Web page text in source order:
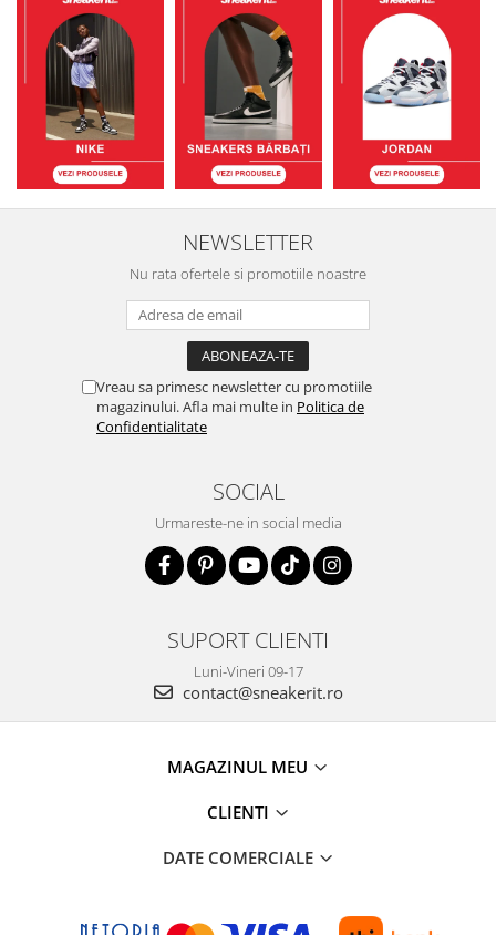
NEWSLETTER
Nu rata ofertele si promotiile noastre
Vreau sa primesc newsletter cu promotiile
magazinului. Afla mai multe in Politica de
Confidentialitate
SOCIAL
Urmareste-ne in social media
SUPORT CLIENTI
Luni-Vineri 09-17
contact@sneakerit.ro
MAGAZINUL MEU
CLIENTI
DATE COMERCIALE